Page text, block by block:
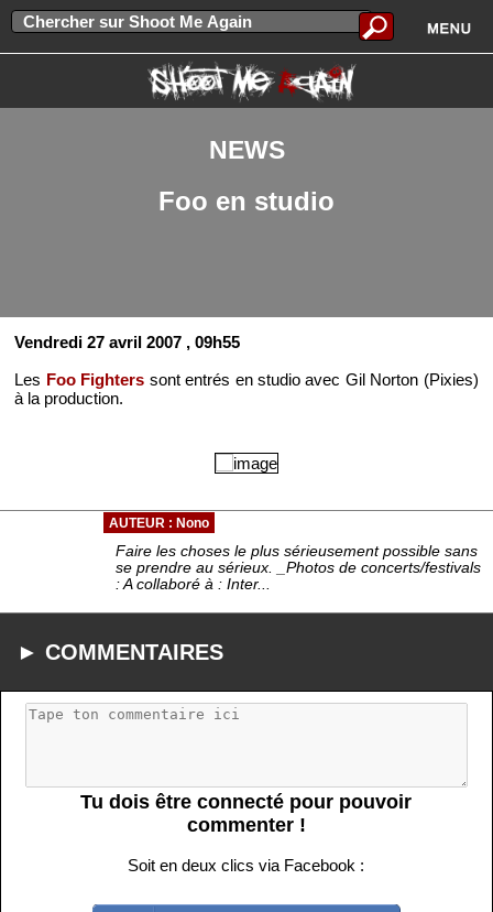
NEWS
Foo en studio
Vendredi 27 avril 2007 , 09h55
Les Foo Fighters sont entrés en studio avec Gil Norton (Pixies)
à la production.
AUTEUR : Nono
Faire les choses le plus sérieusement possible sans
se prendre au sérieux. _Photos de concerts/festivals
: A collaboré à : Inter...
► COMMENTAIRES
Tu dois être connecté pour pouvoir
commenter !
Soit en deux clics via Facebook :